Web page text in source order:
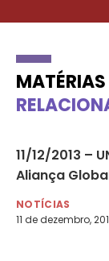
MATÉRIAS
11/12/2013 –
Aliança
NOTÍCIAS
11 de dezembro,